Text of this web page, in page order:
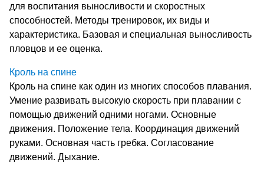
для воспитания выносливости и скоростных
способностей. Методы тренировок, их виды и
характеристика. Базовая и специальная выносливость
пловцов и ее оценка.
Кроль на спине
Кроль на спине как один из многих способов плавания.
Умение развивать высокую скорость при плавании с
помощью движений одними ногами. Основные
движения. Положение тела. Координация движений
руками. Основная часть гребка. Согласование
движений. Дыхание.